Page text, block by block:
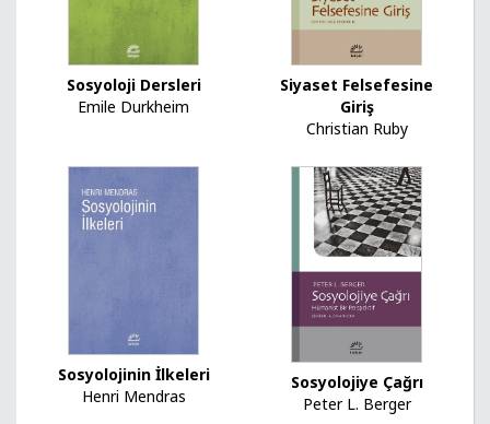
Sosyoloji Dersleri
Emile Durkheim
Siyaset Felsefesine
Giriş
Christian Ruby
Sosyolojinin İlkeleri
Henri Mendras
Sosyolojiye Çağrı
Peter L. Berger